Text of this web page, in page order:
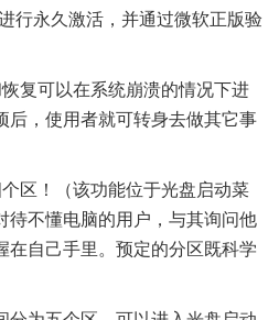
行永久激活，并通过微软正版验
可以在系统崩溃的情况下进
后，使用者就可转身去做其它事
！（该功能位于光盘启动菜
待不懂电脑的用户，与其询问他
在自己手里。预定的分区既科学